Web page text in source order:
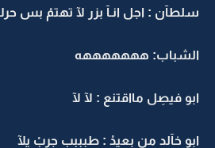
سلطآن : اجل انـآ بزر لآ تهتمْ بس
الشباب: هههههههه
ابو فيصِل مااقتنع : لآ لآ
ابو خآلد من بعيدْ : طبببب جربْ يلآ